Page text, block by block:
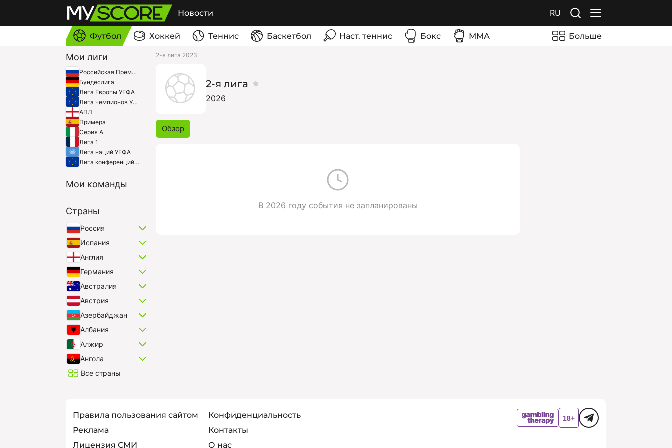
Новости RU
Футбол Хоккей Теннис Баскетбол Наст. теннис Бокс ММА Больше
Мои лиги
Российская Премьер-Лига
Бундеслига
Лига Европы УЕФА
Лига чемпионов УЕФА
АПЛ
Примера
Серия A
Лига 1
Лига наций УЕФА
Лига конференций УЕФА
Мои команды
Страны
Россия
Испания
Англия
Германия
Австралия
Австрия
Азербайджан
Албания
Алжир
Ангола
Все страны
2-я лига 2023
2-я лига
2026
Обзор
В 2026 году события не запланированы
Правила пользования сайтом
Конфиденциальность
Реклама
Контакты
Лицензия СМИ
О нас